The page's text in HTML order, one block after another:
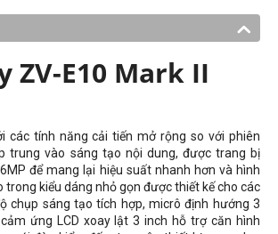
ZV-E10 Mark II
các tính năng cải tiến mở rộng so với phiên
trung vào sáng tạo nội dung, được trang bị
để mang lại hiệu suất nhanh hơn và hình
trong kiểu dáng nhỏ gọn được thiết kế cho các
chụp sáng tạo tích hợp, micrô định hướng 3
ứng LCD xoay lật 3 inch hỗ trợ căn hình